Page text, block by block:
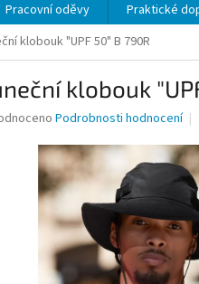
Pracovní oděvy Praktické
klobouk "UPF 50" B 790R
klobouk
Podrobnosti hodnocení